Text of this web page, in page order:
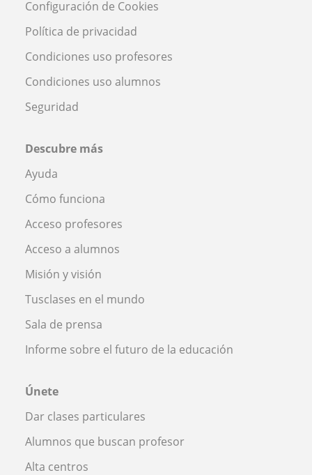
Configuración de Cookies
Política de privacidad
Condiciones uso profesores
Condiciones uso alumnos
Seguridad
Descubre más
Ayuda
Cómo funciona
Acceso profesores
Acceso a alumnos
Misión y visión
Tusclases en el mundo
Sala de prensa
Informe sobre el futuro de la educación
Únete
Dar clases particulares
Alumnos que buscan profesor
Alta centros